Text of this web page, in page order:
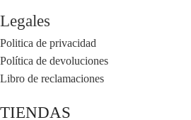
Legales
Politica de privacidad
Política de devoluciones
Libro de reclamaciones
TIENDAS